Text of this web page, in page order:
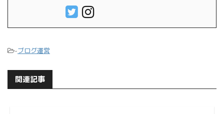
-ブログ運営
関連記事